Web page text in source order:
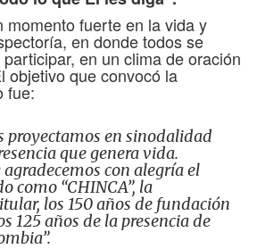
momento fuerte en la vida y
en donde todos se
en un clima de oración
objetivo que convocó la
fue:
proyectamos en sinodalidad
que genera vida.
con alegría el
como “CHINCA”, la
los 150 años de fundación
125 años de la presencia de